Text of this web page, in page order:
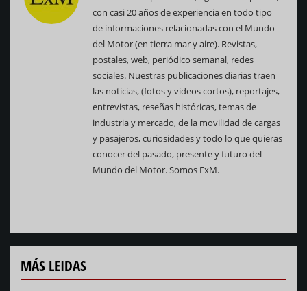
con casi 20 años de experiencia en todo tipo
de informaciones relacionadas con el Mundo
del Motor (en tierra mar y aire). Revistas,
postales, web, periódico semanal, redes
sociales. Nuestras publicaciones diarias traen
las noticias, (fotos y videos cortos), reportajes,
entrevistas, reseñas históricas, temas de
industria y mercado, de la movilidad de cargas
y pasajeros, curiosidades y todo lo que quieras
conocer del pasado, presente y futuro del
Mundo del Motor. Somos ExM.
MÁS LEIDAS